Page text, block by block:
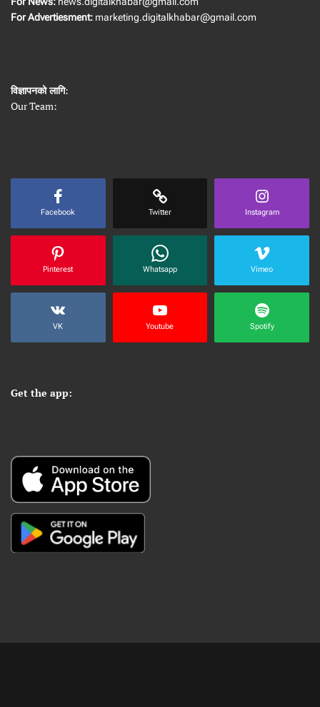
For Advertiesment: marketing.digitalkhabar@gmail.com
विज्ञापनको लागि:
Our Team:
Facebook Twitter Instagram
Pinterest Whatsapp Vimeo
VK Youtube Spotify
Get the app: